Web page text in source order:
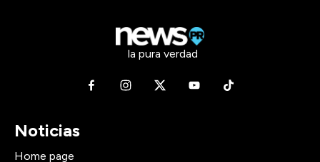
la pura verdad
Noticias
Home page